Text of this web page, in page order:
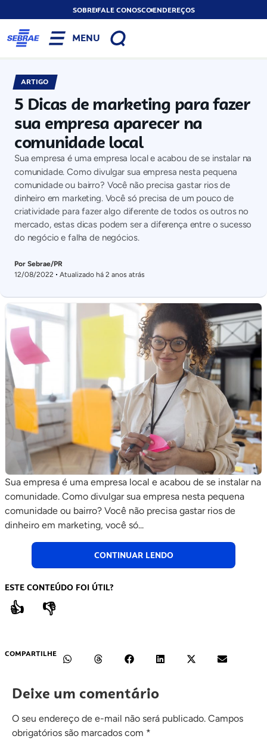
SOBREFALE CONOSCOENDEREÇOS
MENU
ARTIGO
5 Dicas de marketing para fazer
sua empresa aparecer na
comunidade local
Sua empresa é uma empresa local e acabou de se instalar na
comunidade. Como divulgar sua empresa nesta pequena
comunidade ou bairro? Você não precisa gastar rios de
dinheiro em marketing. Você só precisa de um pouco de
criatividade para fazer algo diferente de todos os outros no
mercado, estas dicas podem ser a diferença entre o sucesso
do negócio e falha de negócios.
Por Sebrae/PR
12/08/2022
Atualizado há 2 anos atrás
Sua empresa é uma empresa local e acabou de se instalar na
comunidade. Como divulgar sua empresa nesta pequena
comunidade ou bairro? Você não precisa gastar rios de
dinheiro em marketing, você só...
CONTINUAR LENDO
ESTE CONTEÚDO FOI ÚTIL?
👍 👎
COMPARTILHE
Deixe um comentário
O seu endereço de e-mail não será publicado. Campos
obrigatórios são marcados com *